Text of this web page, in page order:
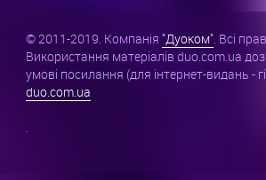
© 2011-2019. Компанія "Дуоком". Всі
Використання матеріалів duo.com.ua
умові посилання (для інтернет-видань -
duo.com.ua
.